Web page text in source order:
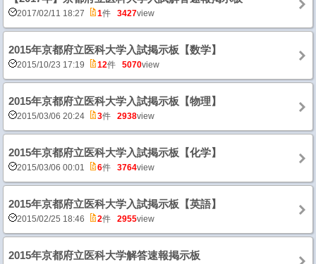
2017/02/11 18:27 1件 3427view
2015年京都府立医科大学入試掲示板【数学】
2015/10/23 17:19 12件 5070view
2015年京都府立医科大学入試掲示板【物理】
2015/03/06 20:24 3件 2938view
2015年京都府立医科大学入試掲示板【化学】
2015/03/06 00:01 6件 3764view
2015年京都府立医科大学入試掲示板【英語】
2015/02/25 18:46 2件 2955view
2015年京都府立医科大学解答速報掲示板